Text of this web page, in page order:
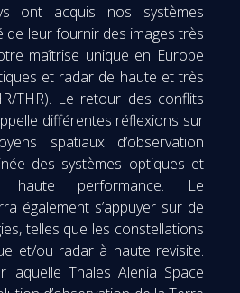
ont acquis nos systèmes
de leur fournir des images très
maîtrise unique en Europe
et radar de haute et très
THR). Le retour des conflits
différentes réflexions sur
spatiaux d’observation
des systèmes optiques et
performance. Le
également s’appuyer sur de
telles que les constellations
et/ou radar à haute revisite.
laquelle Thales Alenia Space